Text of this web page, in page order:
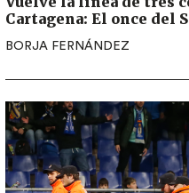
Cartagena: El once del
BORJA FERNÁNDEZ